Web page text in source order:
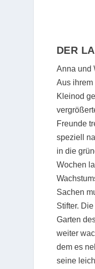
DER
Anna und
Aus ihrem
Kleinod
Freunde
speziell
in die
Wochen
Sachen
Stifter.
Garten
weiter
dem es
seine